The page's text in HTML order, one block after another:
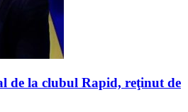
de la clubul Rapid, reţinut de